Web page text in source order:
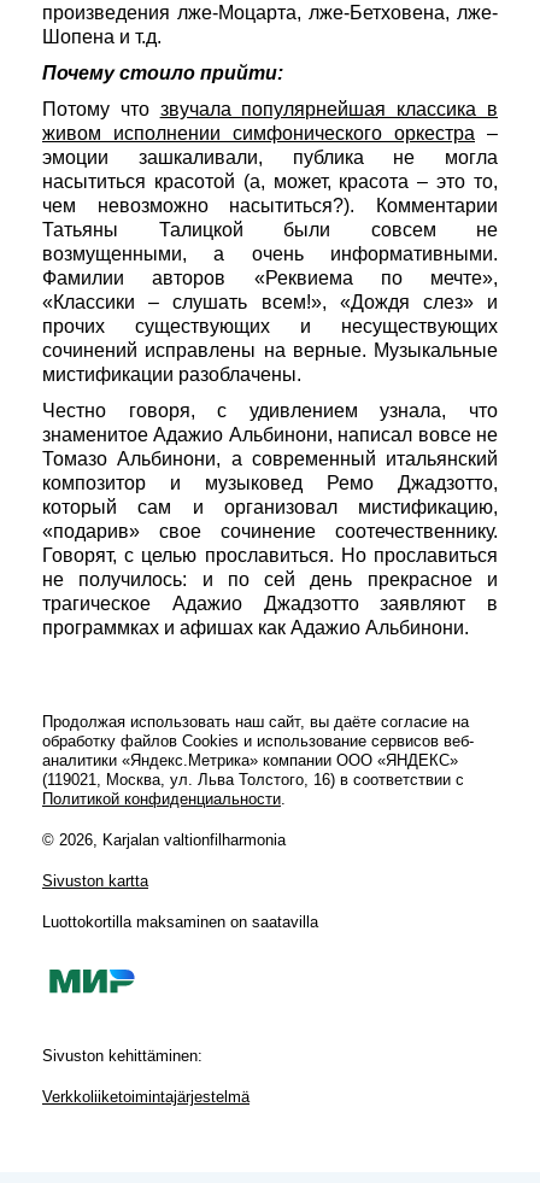
произведения лже-Моцарта, лже-Бетховена, лже-
Шопена и т.д.
Почему стоило прийти:
Потому что звучала популярнейшая классика в
живом исполнении симфонического оркестра –
эмоции зашкаливали, публика не могла
насытиться красотой (а, может, красота – это то,
чем невозможно насытиться?). Комментарии
Татьяны Талицкой были совсем не
возмущенными, а очень информативными.
Фамилии авторов «Реквиема по мечте»,
«Классики – слушать всем!», «Дождя слез» и
прочих существующих и несуществующих
сочинений исправлены на верные. Музыкальные
мистификации разоблачены.
Честно говоря, с удивлением узнала, что
знаменитое Адажио Альбинони, написал вовсе не
Томазо Альбинони, а современный итальянский
композитор и музыковед Ремо Джадзотто,
который сам и организовал мистификацию,
«подарив» свое сочинение соотечественнику.
Говорят, с целью прославиться. Но прославиться
не получилось: и по сей день прекрасное и
трагическое Адажио Джадзотто заявляют в
программках и афишах как Адажио Альбинони.
Продолжая использовать наш сайт, вы даёте согласие на
обработку файлов Cookies и использование сервисов веб-
аналитики «Яндекс.Метрика» компании ООО «ЯНДЕКС»
(119021, Москва, ул. Льва Толстого, 16) в соответствии с
Политикой конфиденциальности.
© 2026, Karjalan valtionfilharmonia
Sivuston kartta
Luottokortilla maksaminen on saatavilla
Sivuston kehittäminen:
Verkkoliiketoimintajärjestelmä